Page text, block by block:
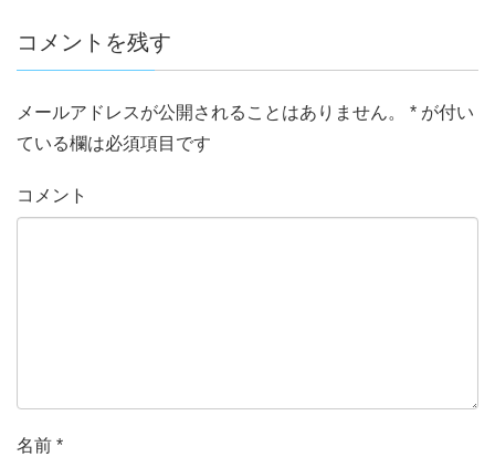
コメントを残す
メールアドレスが公開されることはありません。 * が付い
ている欄は必須項目です
コメント
名前 *